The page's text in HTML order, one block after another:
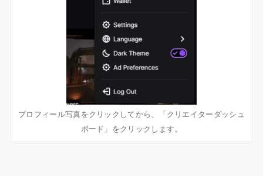
プロフィール写真をクリックしてから、「クリエイターダッシュ
ボード」をクリックします。